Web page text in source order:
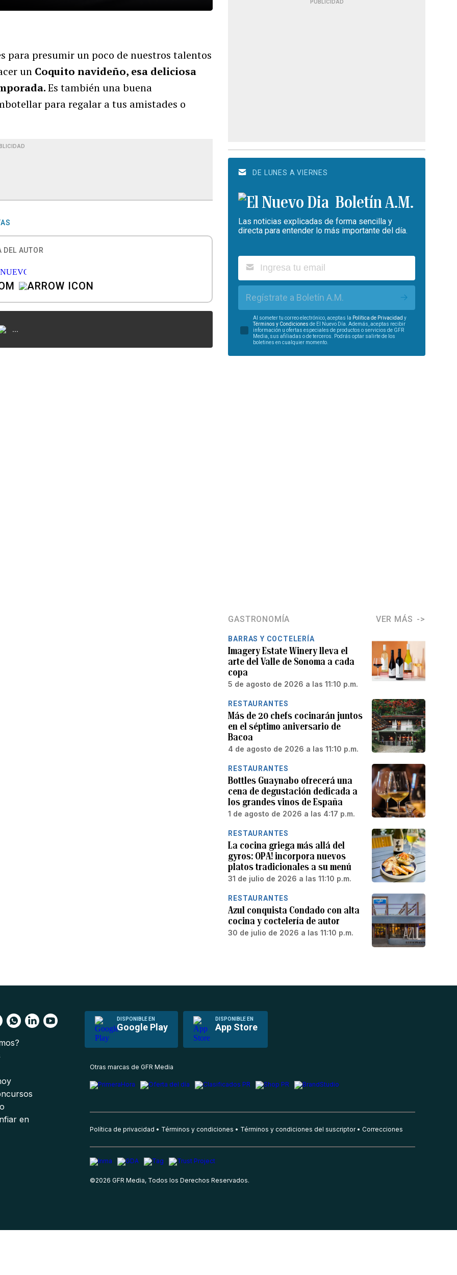
para presumir un poco de nuestros talentos
un Coquito navideño, esa deliciosa
Es también una buena
para regalar a tus amistades o
DEL AUTOR
...
PUBLICIDAD
DE LUNES A VIERNES
Boletín A.M.
Las noticias explicadas de forma sencilla y
directa para entender lo más importante del día.
Regístrate a Boletín A.M.
Al someter tu correo electrónico, aceptas la Política de Privacidad y
Términos y Condiciones de El Nuevo Día. Además, aceptas recibir
información u ofertas especiales de productos o servicios de GFR
Media, sus afiliadas o de terceros. Podrás optar salirte de los
boletines en cualquier momento.
GASTRONOMÍA VER MÁS
BARRAS Y COCTELERÍA
Imagery Estate Winery lleva el
arte del Valle de Sonoma a cada
copa
5 de agosto de 2026 a las 11:10 p.m.
RESTAURANTES
Más de 20 chefs cocinarán juntos
en el séptimo aniversario de
Bacoa
4 de agosto de 2026 a las 11:10 p.m.
RESTAURANTES
Bottles Guaynabo ofrecerá una
cena de degustación dedicada a
los grandes vinos de España
1 de agosto de 2026 a las 4:17 p.m.
RESTAURANTES
La cocina griega más allá del
gyros: OPA! incorpora nuevos
platos tradicionales a su menú
31 de julio de 2026 a las 11:10 p.m.
RESTAURANTES
Azul conquista Condado con alta
cocina y coctelería de autor
30 de julio de 2026 a las 11:10 p.m.
DISPONIBLE EN
Google Play
DISPONIBLE EN
App Store
en
Otras marcas de GFR Media
Política de privacidad Términos y condiciones Términos y condiciones del suscriptor Correcciones
©2026 GFR Media, Todos los Derechos Reservados.